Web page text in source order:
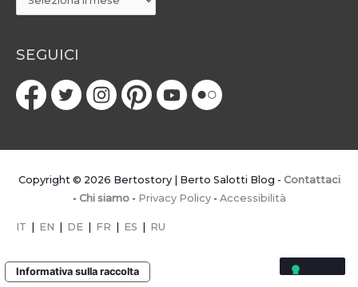
SEGUICI
Copyright © 2026 Bertostory | Berto Salotti Blog - Contattaci
- Chi siamo- Privacy Policy- Accessibilità
IT | EN | DE | FR | ES | RU
Informativa sulla raccolta